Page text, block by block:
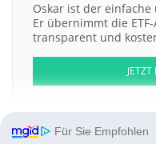
Oskar ist der einfache
Er übernimmt die
transparent und
Für Sie Empfohlen